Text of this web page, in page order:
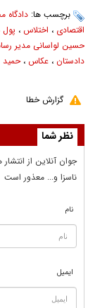
برچسب ها: دادگاه
اقتصادی ، اختلاس ،
حسین لواسانی مدیر
دادستان ، عکاس ،حمید
گزارش خطا
نظر شما
جوان آنلاين از
ناسزا و... معذور است
نام
ایمیل